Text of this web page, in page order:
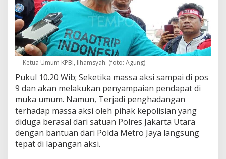
Ketua Umum KPBI, Ilhamsyah. (foto: Agung)
Pukul 10.20 Wib; Seketika massa aksi sampai di pos
9 dan akan melakukan penyampaian pendapat di
muka umum. Namun, Terjadi penghadangan
terhadap massa aksi oleh pihak kepolisian yang
diduga berasal dari satuan Polres Jakarta Utara
dengan bantuan dari Polda Metro Jaya langsung
tepat di lapangan aksi.